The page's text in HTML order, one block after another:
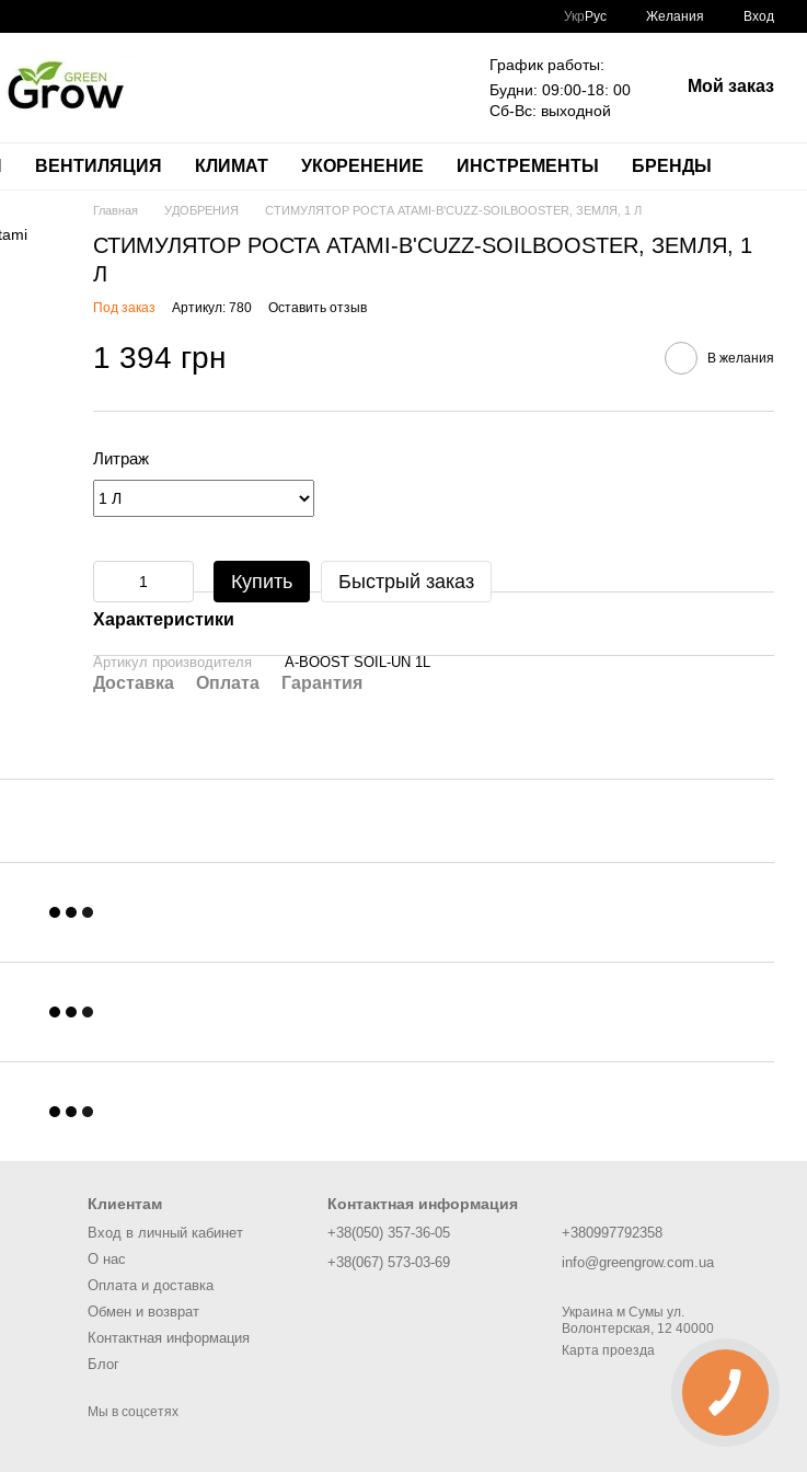
Укр Рус Желания Вход
График работы:
Будни: 09:00-18: 00
Сб-Вс: выходной
Мой заказ
ВЕНТИЛЯЦИЯ КЛИМАТ УКОРЕНЕНИЕ ИНСТРЕМЕНТЫ БРЕНДЫ
Главная УДОБРЕНИЯ СТИМУЛЯТОР РОСТА ATAMI-B'CUZZ-SOILBOOSTER, ЗЕМЛЯ, 1 Л
СТИМУЛЯТОР РОСТА ATAMI-B'CUZZ-SOILBOOSTER, ЗЕМЛЯ, 1
Л
Под заказ Артикул: 780 Оставить отзыв
1 394 грн В желания
Литраж
Купить Быстрый заказ
Характеристики
Артикул производителя A-BOOST SOIL-UN 1L
Доставка Оплата Гарантия
Клиентам
Вход в личный кабинет
О нас
Оплата и доставка
Обмен и возврат
Контактная информация
Блог
Мы в соцсетях
Контактная информация
+38(050) 357-36-05
+38(067) 573-03-69
+380997792358
info@greengrow.com.ua
Украина м Сумы ул.
Волонтерская, 12 40000
Карта проезда